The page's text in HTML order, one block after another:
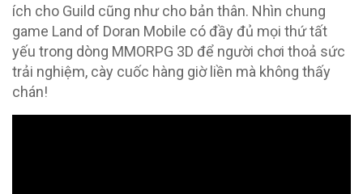
ích cho Guild cũng như cho bản thân. Nhìn chung
game Land of Doran Mobile có đầy đủ mọi thứ tất
yếu trong dòng MMORPG 3D để người chơi thoả sức
trải nghiệm, cày cuốc hàng giờ liền mà không thấy
chán!